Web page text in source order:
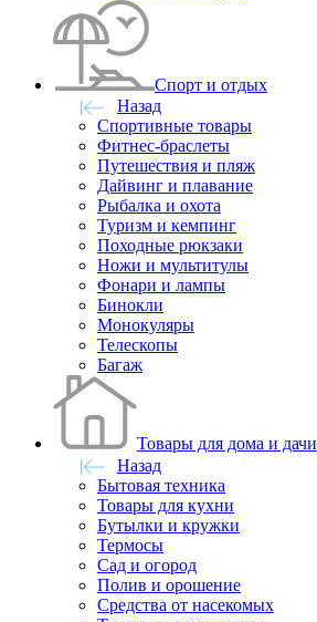
Спорт и отдых
Назад
Спортивные товары
Фитнес-браслеты
Путешествия и пляж
Дайвинг и плавание
Рыбалка и охота
Туризм и кемпинг
Походные рюкзаки
Ножи и мультитулы
Фонари и лампы
Бинокли
Монокуляры
Телескопы
Багаж
Товары для дома и дачи
Назад
Бытовая техника
Товары для кухни
Бутылки и кружки
Термосы
Сад и огород
Полив и орошение
Средства от насекомых